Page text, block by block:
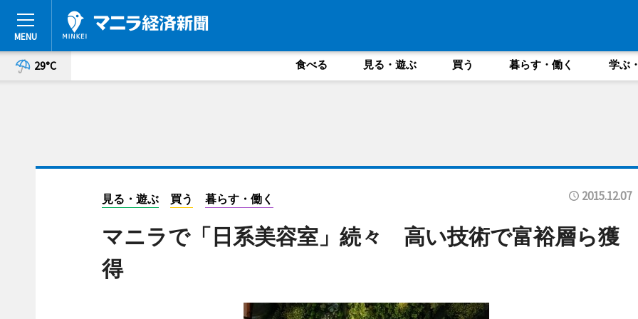
29°C 食べる 見る・遊ぶ 買う 暮らす・働く 学ぶ
見る・遊ぶ 買う 暮らす・働く 2015.12.07
マニラで「日系美容室」続々 高い技術で富裕層ら獲
得